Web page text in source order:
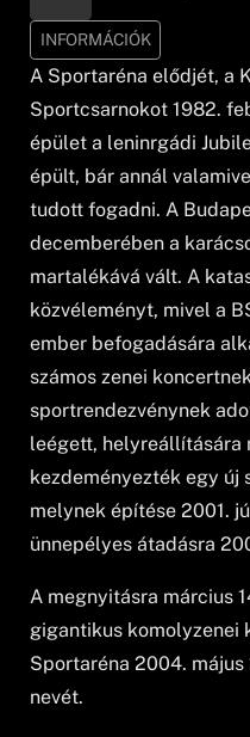
INFORMÁCIÓK
A Sportaréna elődjét, a
Sportcsarnokot 1982.
épület a leninrgádi
épült, bár annál
tudott fogadni. A
decemberében a
martalékává vált. A
közvéleményt, mivel a
ember befogadására
számos zenei
sportrendezvénynek
leégett, helyreállítására
kezdeményezték egy
melynek építése 2001.
ünnepélyes átadásra
A megnyitásra március
gigantikus komolyzenei
Sportaréna 2004.
nevét.